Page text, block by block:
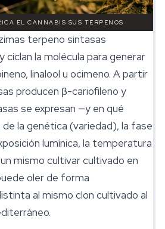
EL CANNABIS SUS TERPENOS
terpeno sintasas
ciclan la molécula para generar
linalool u ocimeno. A partir
producen β-cariofileno y
se expresan —y en qué
la genética (variedad), la fase
lumínica, la temperatura
mismo cultivar cultivado en
oler de forma
al mismo clon cultivado al